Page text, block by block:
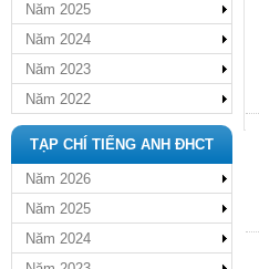
Năm 2025
Năm 2024
Năm 2023
Năm 2022
TẠP CHÍ TIẾNG ANH ĐHCT
Năm 2026
Năm 2025
Năm 2024